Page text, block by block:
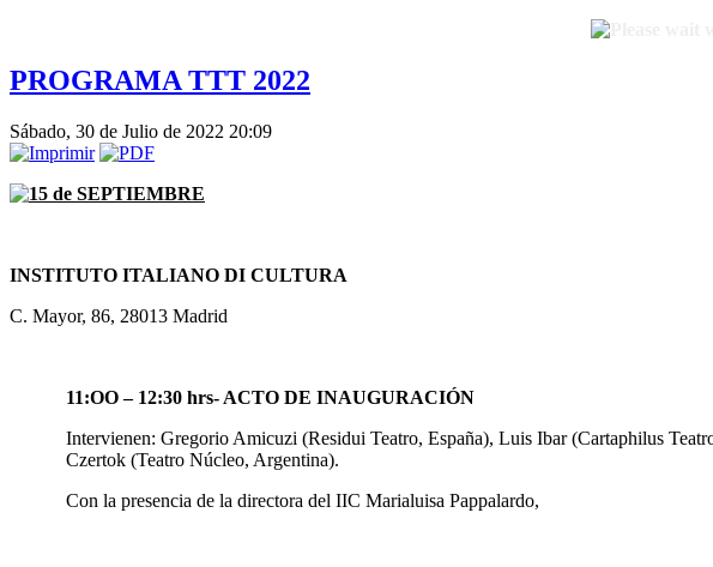
PROGRAMA TTT 2022
Sábado, 30 de Julio de 2022 20:09
15 de SEPTIEMBRE
INSTITUTO ITALIANO DI CULTURA
C. Mayor, 86, 28013 Madrid
11:OO – 12:30 hrs- ACTO DE INAUGURACIÓN
Intervienen: Gregorio Amicuzi (Residui Teatro, España), Luis Ibar (Cartaphilus
Czertok (Teatro Núcleo, Argentina).
Con la presencia de la directora del IIC Marialuisa Pappalardo,